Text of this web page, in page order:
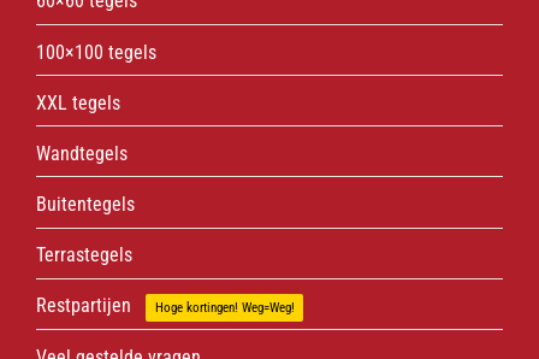
100×100 tegels
XXL tegels
Wandtegels
Buitentegels
Terrastegels
Restpartijen Hoge kortingen! Weg=Weg!